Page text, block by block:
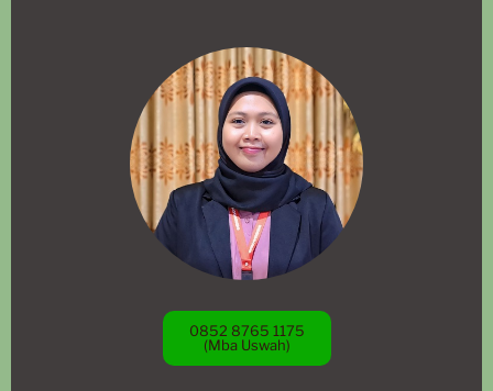
0852 8765 1175
(Mba Uswah)